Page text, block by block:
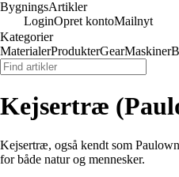
BygningsArtikler
LoginOpret kontoMailnyt
Kategorier
MaterialerProdukterGearMaskiner
Kejsertræ
Kejsertræ, også kendt som
for både natur og mennesker.